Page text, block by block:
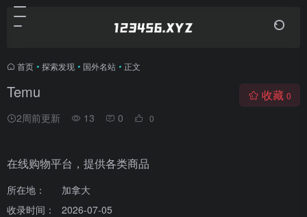
首页 • 探索发现 • 国外名站 • 正文
Temu
2周前更新 13 0 0
收藏 0
在线购物平台，提供各类商品
所在地：
加拿大
收录时间：
2026-07-05